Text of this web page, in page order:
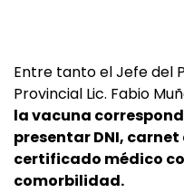
Entre tanto el Jefe del
Provincial Lic. Fabio
la vacuna
presentar DNI,
certificado médico
comorbilidad.